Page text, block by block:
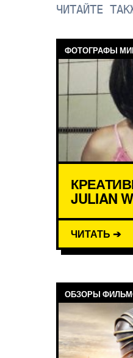
ЧИТАЙТЕ
ФОТОГРАФЫ
JULIAN
ЧИТАТЬ ➔
ОБЗОРЫ